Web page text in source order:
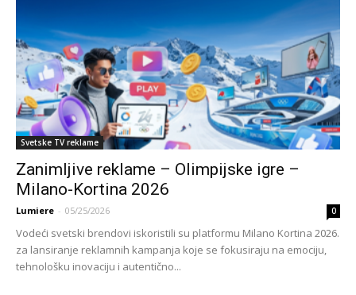
Svetske TV reklame
Zanimljive reklame – Olimpijske igre –
Milano-Kortina 2026
Lumiere - 05/25/2026 0
Vodeći svetski brendovi iskoristili su platformu Milano Kortina 2026.
za lansiranje reklamnih kampanja koje se fokusiraju na emociju,
tehnološku inovaciju i autentično...